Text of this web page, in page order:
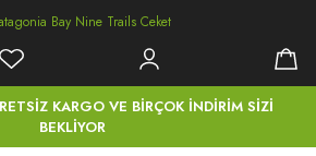
KARGO VE BİRÇOK İNDİRİM SİZİ
BEKLİYOR